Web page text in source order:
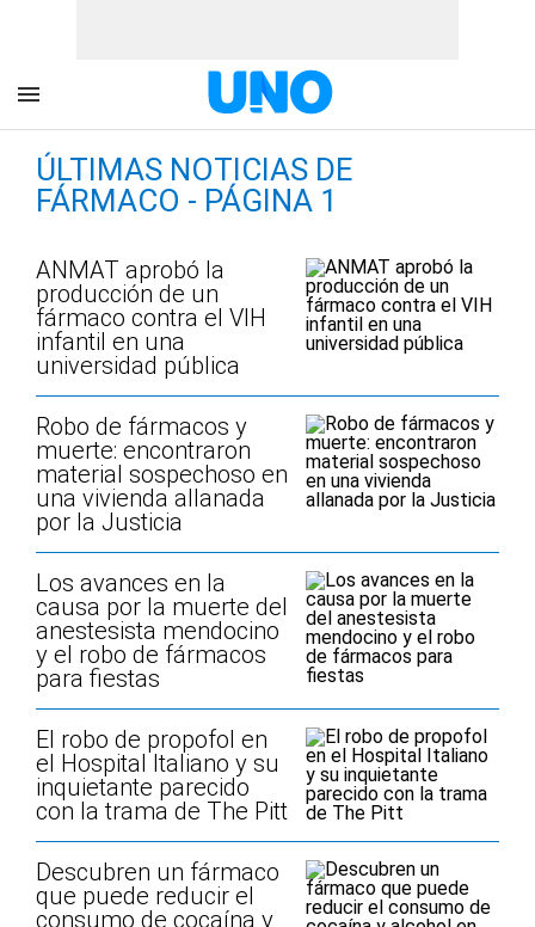
ÚLTIMAS NOTICIAS DE
FÁRMACO - PÁGINA 1
ANMAT aprobó la
producción de un
fármaco contra el VIH
infantil en una
universidad pública
Robo de fármacos y
muerte: encontraron
material sospechoso en
una vivienda allanada
por la Justicia
Los avances en la
causa por la muerte del
anestesista mendocino
y el robo de fármacos
para fiestas
El robo de propofol en
el Hospital Italiano y su
inquietante parecido
con la trama de The Pitt
Descubren un fármaco
que puede reducir el
consumo de cocaína y